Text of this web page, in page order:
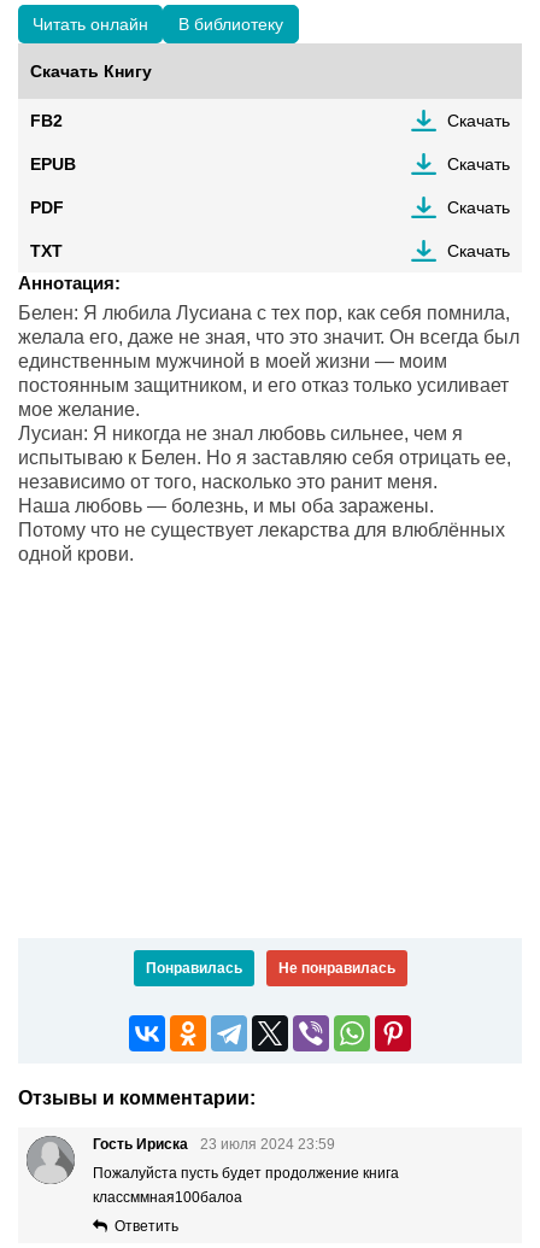
Читать онлайн В библиотеку
Скачать Книгу
FB2 Скачать
EPUB Скачать
PDF Скачать
TXT Скачать
Аннотация:
Белен: Я любила Лусиана с тех пор, как себя помнила,
желала его, даже не зная, что это значит. Он всегда был
единственным мужчиной в моей жизни — моим
постоянным защитником, и его отказ только усиливает
мое желание.
Лусиан: Я никогда не знал любовь сильнее, чем я
испытываю к Белен. Но я заставляю себя отрицать ее,
независимо от того, насколько это ранит меня.
Наша любовь — болезнь, и мы оба заражены.
Потому что не существует лекарства для влюблённых
одной крови.
Понравилась Не понравилась
Отзывы и комментарии:
Гость Ириска
23 июля 2024 23:59
Пожалуйста пусть будет продолжение книга
классммная100балоа
Ответить